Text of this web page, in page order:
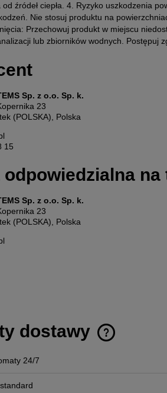
od źródeł ciepła. 4. Ryzyko uszkodzenia
Nie stosuj produktu na
Przechowuj produkt w miejscu
lub zbiorników wodnych. Postępuj
Sp. z o.o. Sp. k.
23
(POLSKA), Polska
15
odpowiedzialna na
Sp. z o.o. Sp. k.
23
(POLSKA), Polska
dostawy
24/7